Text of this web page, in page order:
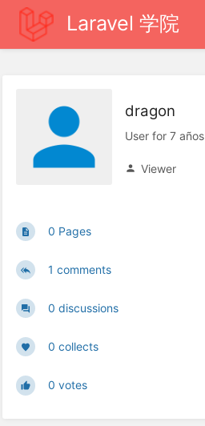
Laravel 学院
dragon
User for 7 años
Viewer
0 Pages
1 comments
0 discussions
0 collects
0 votes